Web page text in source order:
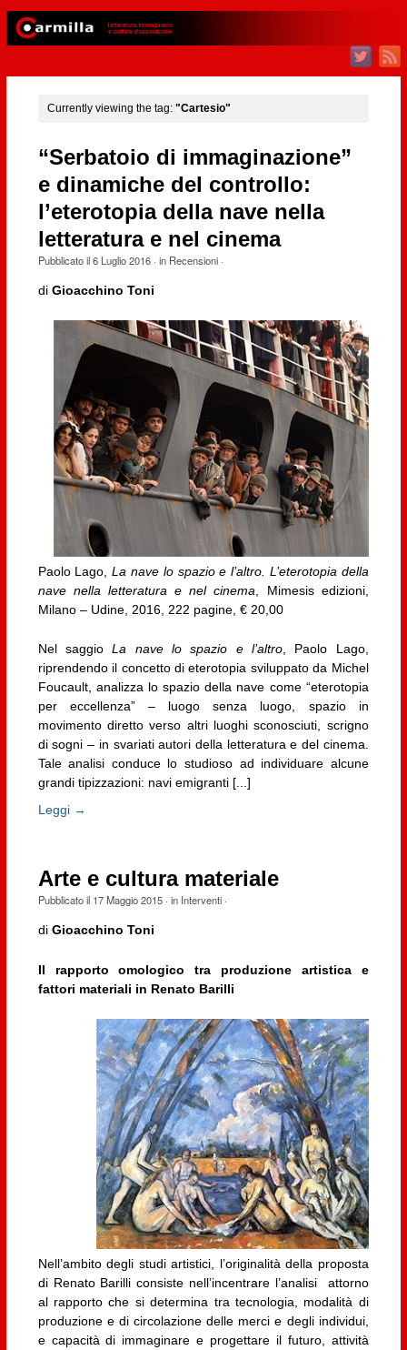
Currently viewing the tag: "Cartesio"
“Serbatoio di immaginazione”
e dinamiche del controllo:
l’eterotopia della nave nella
letteratura e nel cinema
Pubblicato il6 Luglio 2016· in Recensioni·
di Gioacchino Toni
Paolo Lago, La nave lo spazio e l’altro. L’eterotopia della
nave nella letteratura e nel cinema , Mimesis edizioni,
Milano – Udine, 2016, 222 pagine, € 20,00
Nel saggioLa nave lo spazio e l’altro, Paolo Lago,
riprendendo il concetto di eterotopia sviluppato da Michel
Foucault, analizza lo spazio della nave come “eterotopia
per eccellenza” – luogo senza luogo, spazio in
movimento diretto verso altri luoghi sconosciuti, scrigno
di sogni – in svariati autori della letteratura e del cinema.
Tale analisi conduce lo studioso ad individuare alcune
grandi tipizzazioni: navi emigranti [...]
Leggi →
Arte e cultura materiale
Pubblicato il 17 Maggio 2015· in Interventi·
di Gioacchino Toni
Il rapporto omologico tra produzione artistica e
fattori materiali in Renato Barilli
Nell’ambito degli studi artistici, l’originalità della proposta
di Renato Barilli consiste nell’incentrare l’analisi attorno
al rapporto che si determina tra tecnologia, modalità di
produzione e di circolazione delle merci e degli individui,
e capacità di immaginare e progettare il futuro, attività